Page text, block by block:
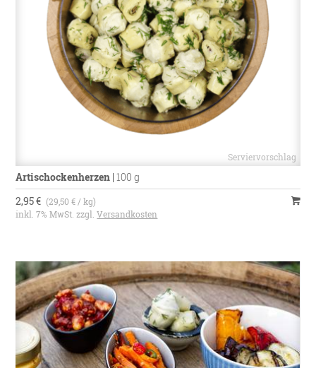
Artischockenherzen |100 g
2,95 € (29,50 € / kg)
inkl. 7% MwSt. zzgl.Versandkosten